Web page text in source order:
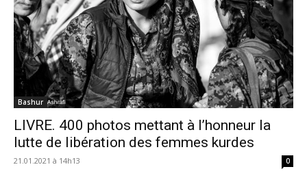
Bashur
LIVRE. 400 photos mettant à l’honneur la
lutte de libération des femmes kurdes
21.01.2021 à 14h13 0